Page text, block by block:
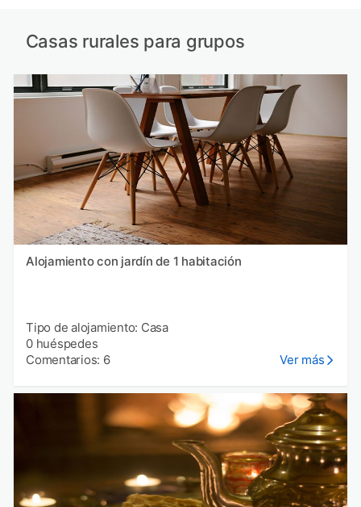
Casas rurales para grupos
Alojamiento con jardín de 1 habitación
Tipo de alojamiento: Casa
0 huéspedes
Comentarios: 6
Ver más